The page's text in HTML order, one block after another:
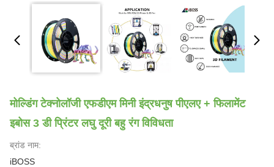
मोल्डिंग टेक्नोलॉजी एफडीएम मिनी इंद्रधनुष पीएलए + फिलामेंट
इबोस 3 डी प्रिंटर लघु दूरी बहु रंग विविधता
ब्रांड नाम:
iBOSS